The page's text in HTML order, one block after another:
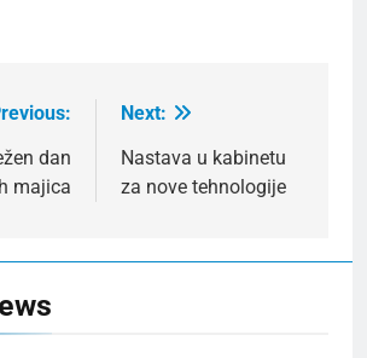
dan
majica
Next:
Nastava u kabinetu
za nove tehnologije